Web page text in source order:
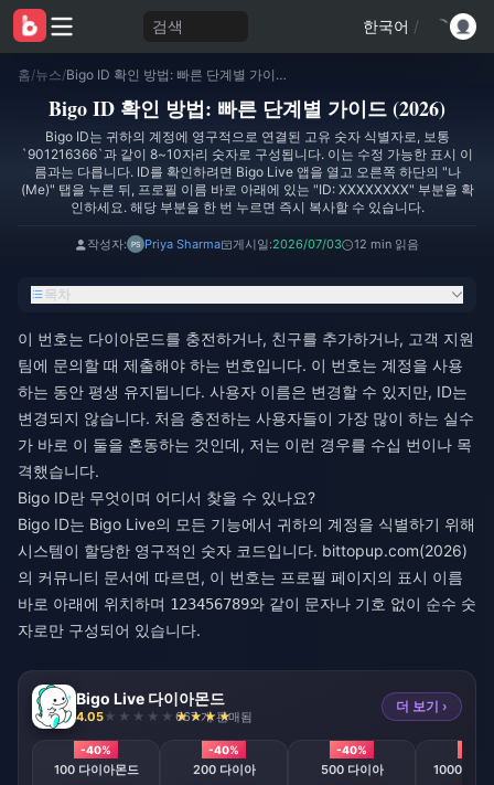
검색 한국어 /
홈/뉴스/ Bigo ID 확인 방법: 빠른 단계별 가이드 (2026)
Bigo ID 확인 방법: 빠른 단계별 가이드 (2026)
Bigo ID는 귀하의 계정에 영구적으로 연결된 고유 숫자 식별자로, 보통
`901216366`과 같이 8~10자리 숫자로 구성됩니다. 이는 수정 가능한 표시 이
름과는 다릅니다. ID를 확인하려면 Bigo Live 앱을 열고 오른쪽 하단의 "나
(Me)" 탭을 누른 뒤, 프로필 이름 바로 아래에 있는 "ID: XXXXXXXX" 부분을 확
인하세요. 해당 부분을 한 번 누르면 즉시 복사할 수 있습니다.
작성자: Priya Sharma 게시일:2026/07/03 12 min 읽음
목차
이 번호는 다이아몬드를 충전하거나, 친구를 추가하거나, 고객 지원
팀에 문의할 때 제출해야 하는 번호입니다. 이 번호는 계정을 사용
하는 동안 평생 유지됩니다. 사용자 이름은 변경할 수 있지만, ID는
변경되지 않습니다. 처음 충전하는 사용자들이 가장 많이 하는 실수
가 바로 이 둘을 혼동하는 것인데, 저는 이런 경우를 수십 번이나 목
격했습니다.
Bigo ID란 무엇이며 어디서 찾을 수 있나요?
Bigo ID는 Bigo Live의 모든 기능에서 귀하의 계정을 식별하기 위해
시스템이 할당한 영구적인 숫자 코드입니다. bittopup.com(2026)
의 커뮤니티 문서에 따르면, 이 번호는 프로필 페이지의 표시 이름
바로 아래에 위치하며 123456789와 같이 문자나 기호 없이 순수 숫
자로만 구성되어 있습니다.
Bigo Live 다이아몬드
4.05 667 개 판매됨
더 보기 ›
-40%
100 다이아몬드
-40%
200 다이아
-40%
500 다이아 1000 다이